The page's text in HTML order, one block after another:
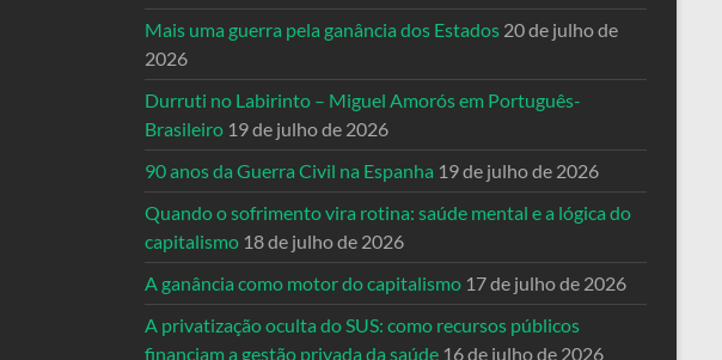
Mais uma guerra pela ganância dos Estados 20 de julho de
2026
Durruti no Labirinto – Miguel Amorós em Português-
Brasileiro 19 de julho de 2026
90 anos da Guerra Civil na Espanha 19 de julho de 2026
Quando o sofrimento vira rotina: saúde mental e a lógica do
capitalismo 18 de julho de 2026
A ganância como motor do capitalismo 17 de julho de 2026
A privatização oculta do SUS: como recursos públicos
financiam a gestão privada da saúde 16 de julho de 2026